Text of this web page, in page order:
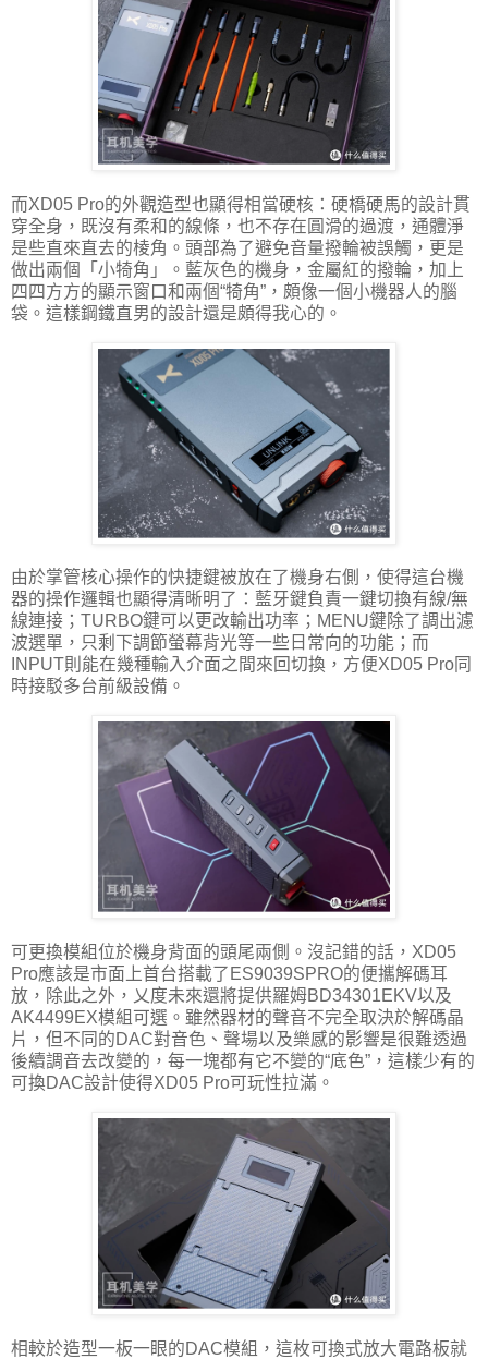
而XD05 Pro的外觀造型也顯得相當硬核：硬橋硬馬的設計貫
穿全身，既沒有柔和的線條，也不存在圓滑的過渡，通體淨
是些直來直去的棱角。頭部為了避免音量撥輪被誤觸，更是
做出兩個「小犄角」。藍灰色的機身，金屬紅的撥輪，加上
四四方方的顯示窗口和兩個“犄角”，頗像一個小機器人的腦
袋。這樣鋼鐵直男的設計還是頗得我心的。
由於掌管核心操作的快捷鍵被放在了機身右側，使得這台機
器的操作邏輯也顯得清晰明了：藍牙鍵負責一鍵切換有線/無
線連接；TURBO鍵可以更改輸出功率；MENU鍵除了調出濾
波選單，只剩下調節螢幕背光等一些日常向的功能；而
INPUT則能在幾種輸入介面之間來回切換，方便XD05 Pro同
時接駁多台前級設備。
可更換模組位於機身背面的頭尾兩側。沒記錯的話，XD05
Pro應該是市面上首台搭載了ES9039SPRO的便攜解碼耳
放，除此之外，乂度未來還將提供羅姆BD34301EKV以及
AK4499EX模組可選。雖然器材的聲音不完全取決於解碼晶
片，但不同的DAC對音色、聲場以及樂感的影響是很難透過
後續調音去改變的，每一塊都有它不變的“底色”，這樣少有的
可換DAC設計使得XD05 Pro可玩性拉滿。
相較於造型一板一眼的DAC模組，這枚可換式放大電路板就